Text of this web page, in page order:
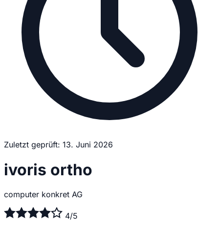
Zuletzt geprüft: 13. Juni 2026
ivoris ortho
computer konkret AG
4/5